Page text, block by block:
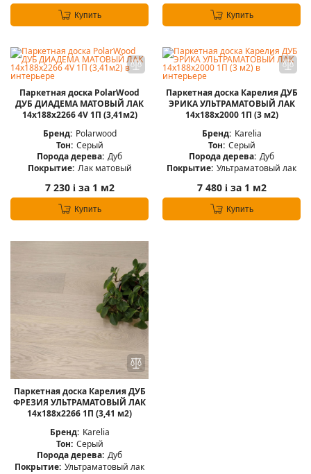
Купить Купить
Паркетная доска PolarWood
ДУБ ДИАДЕМА МАТОВЫЙ ЛАК
14x188x2266 4V 1П (3,41м2)
Бренд: Polarwood
Тон: Серый
Порода дерева: Дуб
Покрытие: Лак матовый
7 230 iза 1 м2
Купить
Паркетная доска Карелия ДУБ
ЭРИКА УЛЬТРАМАТОВЫЙ ЛАК
14x188x2000 1П (3 м2)
Бренд: Karelia
Тон: Серый
Порода дерева: Дуб
Покрытие: Ультраматовый лак
7 480 iза 1 м2
Купить
Паркетная доска Карелия ДУБ
ФРЕЗИЯ УЛЬТРАМАТОВЫЙ ЛАК
14x188x2266 1П (3,41 м2)
Бренд: Karelia
Тон: Серый
Порода дерева: Дуб
Покрытие: Ультраматовый лак